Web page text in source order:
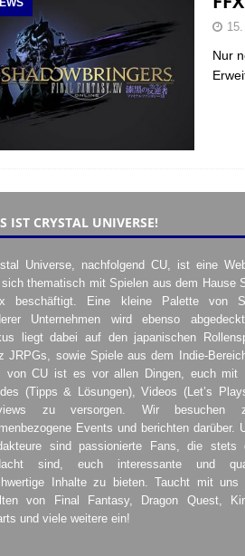
Nur
IST CRYSTAL UNIVERSE!
Universe, nachfolgend CU, ist eine
thematisch mit Spielen aus dem Hause
beschäftigt. Eine kleine Palette von
Unternehmen wird ebenso
liegt dabei auf den japanischen
JRPGs, sowie Spiele aus dem Indie-
von CU ist es vor allen Dingen, euch mit
(Tipps & Lösungen), Videos (Let’s
zu versorgen. Wir besuchen
Events und berichten darüber.
sind passionierte Fans, die stets
sind, euch interessante und
Inhalte zu bieten. Taucht mit
von Final Fantasy, Dragon Quest,
und viele weitere ein!